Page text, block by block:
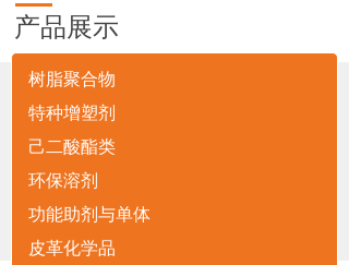
产品展示
网站首页 >> 环保溶剂
树脂聚合物
特种增塑剂
己二酸酯类
环保溶剂
功能助剂与单体
皮革化学品